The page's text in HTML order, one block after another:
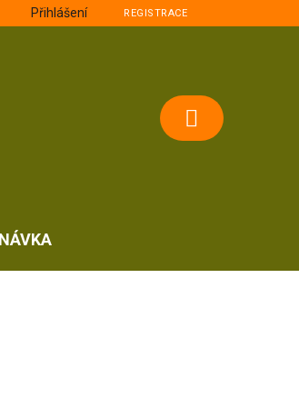
Přihlášení REGISTRACE
NÁKUPNÍ